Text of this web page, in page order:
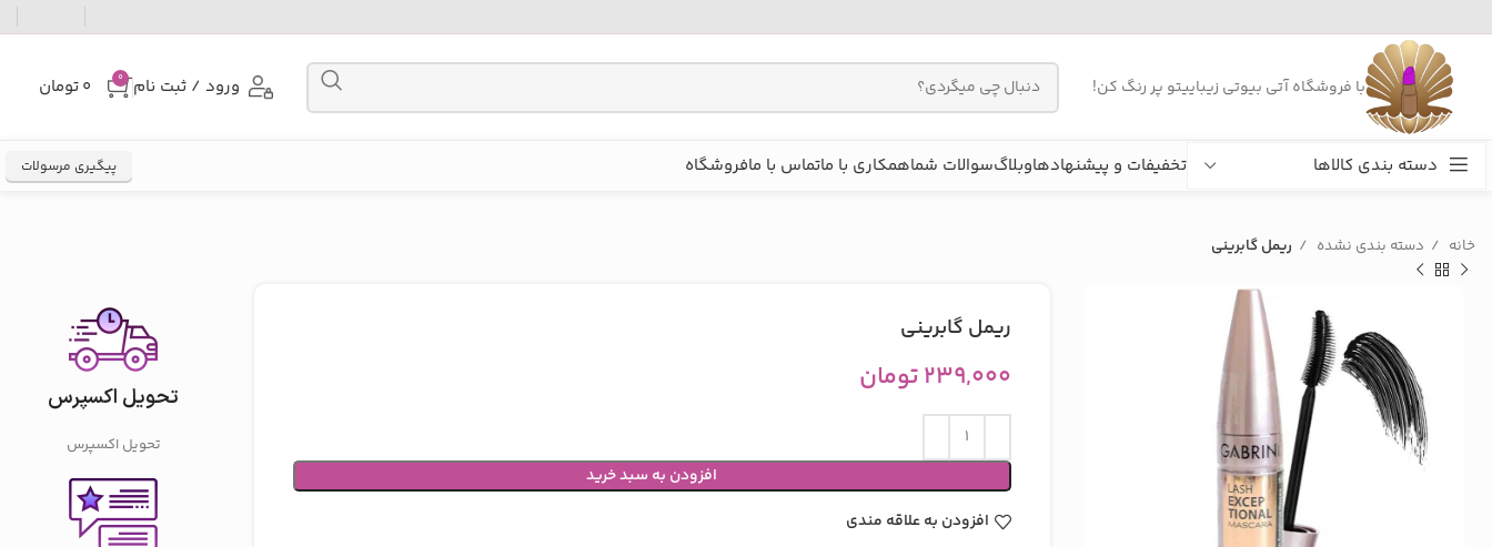
با فروشگاه آتی بیوتی زیباییتو پر رنگ کن! ورود / ثبت نام 0 ۰تومان
دسته بندی کالاها تخفیفات و پیشنهادهاوبلاگسوالات شماهمکاری با ماتماس با مافروشگاه پیگیری مرسولات
خانه دسته بندی نشده ریمل گابرینی
ریمل گابرینی
۲۳۹,۰۰۰تومان
افزودن به سبد خرید
افزودن به علاقه مندی
تحویل اکسپرس
تحویل اکسپرس